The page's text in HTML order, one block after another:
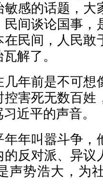
感的话题，大
间谈论国事，
民间，人民敢
解了。
年前是不可想
害死无数百姓
近平的声音。
年叫嚣斗争，
反对派、异议
声势浩大，为